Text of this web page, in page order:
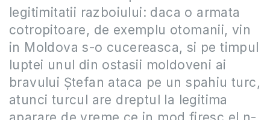
legitimitatii razboiului: daca o armata
cotropitoare, de exemplu otomanii, vin
in Moldova s-o cucereasca, si pe timpul
luptei unul din ostasii moldoveni ai
bravului Ștefan ataca pe un spahiu turc,
atunci turcul are dreptul la legitima